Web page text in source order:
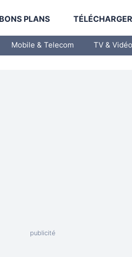
BONS PLANS
Mobile & Telecom TV & Vidéo